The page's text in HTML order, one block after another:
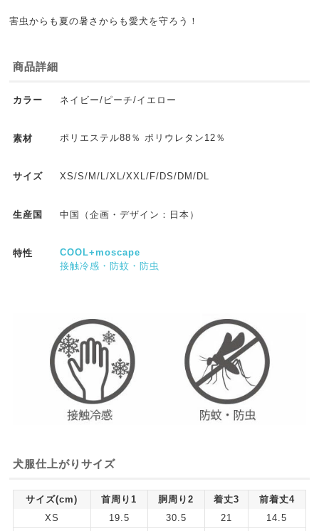
害虫からも夏の暑さからも愛犬を守ろう！
商品詳細
カラー ネイビー/ピーチ/イエロー
素材 ポリエステル88％ ポリウレタン12％
サイズ XS/S/M/L/XL/XXL/F/DS/DM/DL
生産国 中国（企画・デザイン：日本）
特性
COOL+moscape
接触冷感・防蚊・防虫
犬服仕上がりサイズ
サイズ(cm) 首周り1 胴周り2 着丈3
前着丈4
XS
19.5 30.5 21
14.5